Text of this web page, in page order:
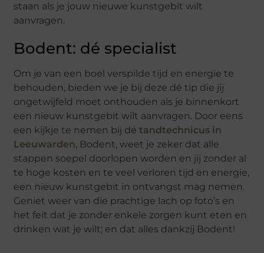
staan als je jouw nieuwe kunstgebit wilt
aanvragen.
Bodent: dé specialist
Om je van een boel verspilde tijd en energie te
behouden, bieden we je bij deze dé tip die jij
ongetwijfeld moet onthouden als je binnenkort
een nieuw kunstgebit wilt aanvragen. Door eens
een kijkje te nemen bij détandtechnicus in
Leeuwarden, Bodent, weet je zeker dat alle
stappen soepel doorlopen worden en jij zonder al
te hoge kosten en te veel verloren tijd en energie,
een nieuw kunstgebit in ontvangst mag nemen.
Geniet weer van die prachtige lach op foto’s en
het feit dat je zonder enkele zorgen kunt eten en
drinken wat je wilt; en dat alles dankzij Bodent!